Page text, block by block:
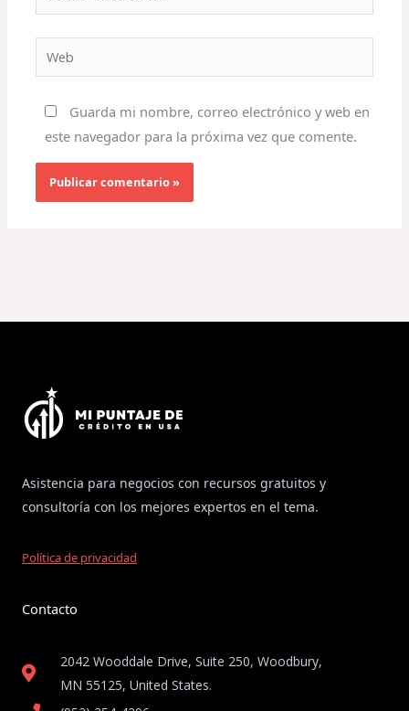
electrónico*
Guarda mi nombre, correo electrónico y web en
este navegador para la próxima vez que comente.
Asistencia para negocios con recursos gratuitos y
consultoría con los mejores expertos en el tema.
Política de privacidad
Contacto
2042 Wooddale Drive, Suite 250, Woodbury,
MN 55125, United States​.